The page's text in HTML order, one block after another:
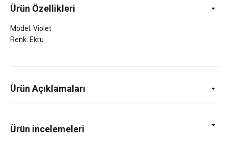
Ürün Özellikleri
Model: Violet
Renk: Ekru
Ürün Açıklamaları